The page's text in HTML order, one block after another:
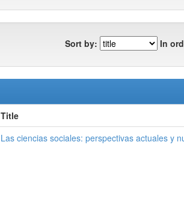
Sort by: In
Title
Las ciencias sociales: perspectivas actuales y